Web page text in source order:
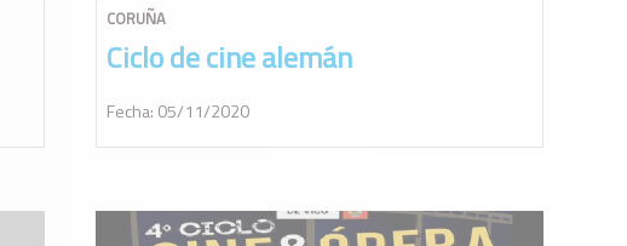
CORUÑA
Ciclo de cine alemán
Fecha: 05/11/2020